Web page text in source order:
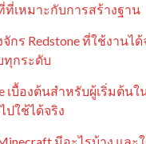
เหมาะกับการสร้างฐาน
จักร Redstone ที่ใช้งานไ
ทุกระดับ
เบื้องต้นสำหรับผู้เริ่มต้น
ปใช้ได้จริง
มีอะไรบ้าง และ